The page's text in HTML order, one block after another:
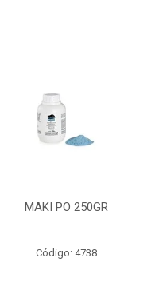
MAKI PO 250GR
Código: 4738